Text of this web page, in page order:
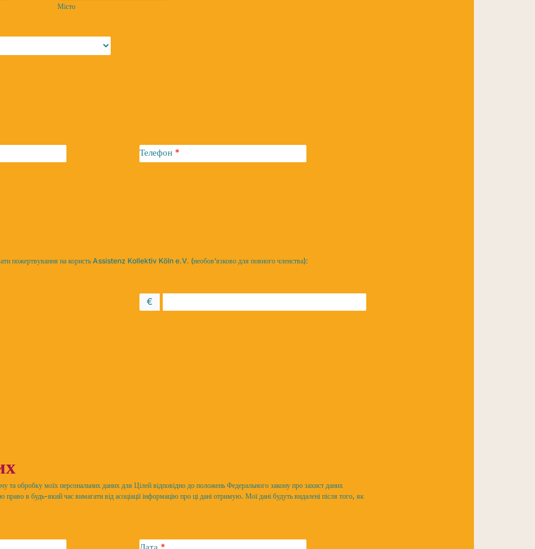
Місто
Телефон *
пожертвування на користь Assistenz Kollektiv Köln e.V. (необов’язково для повного членства):
у розмірі
€
та обробку моїх персональних даних для Цілей відповідно до положень Федерального закону про захист даних
в будь-який час вимагати від асоціації інформацію про ці дані отримую. Мої дані будуть видалені після того, як